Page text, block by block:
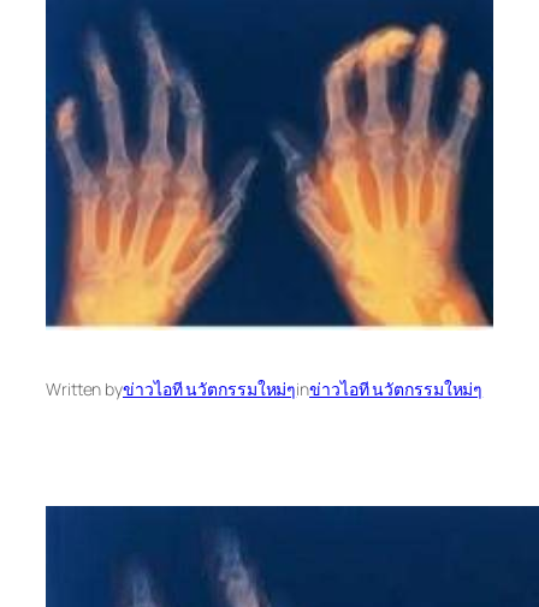
Written byข่าวไอที นวัตกรรมใหม่ๆinข่าวไอที นวัตกรรมใหม่ๆ